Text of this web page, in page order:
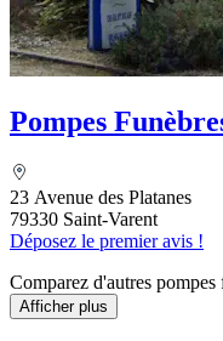
Pompes
23 Avenue des Platanes
79330 Saint-Varent
Déposez le premier avis !
Comparez d'autres pompes
Afficher plus